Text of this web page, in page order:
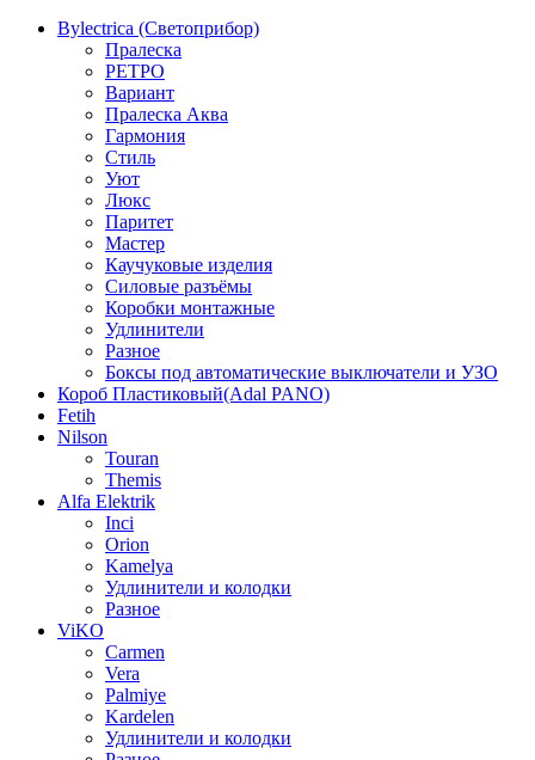
Bylectrica (Светоприбор)
Пралеска
РЕТРО
Вариант
Пралеска Аква
Гармония
Стиль
Уют
Люкс
Паритет
Мастер
Каучуковые изделия
Силовые разъёмы
Коробки монтажные
Удлинители
Разное
Боксы под автоматические выключатели и УЗО
Короб Пластиковый(Adal PANO)
Fetih
Nilson
Touran
Themis
Alfa Elektrik
Inci
Orion
Kamelya
Удлинители и колодки
Разное
ViKO
Carmen
Vera
Palmiye
Kardelen
Удлинители и колодки